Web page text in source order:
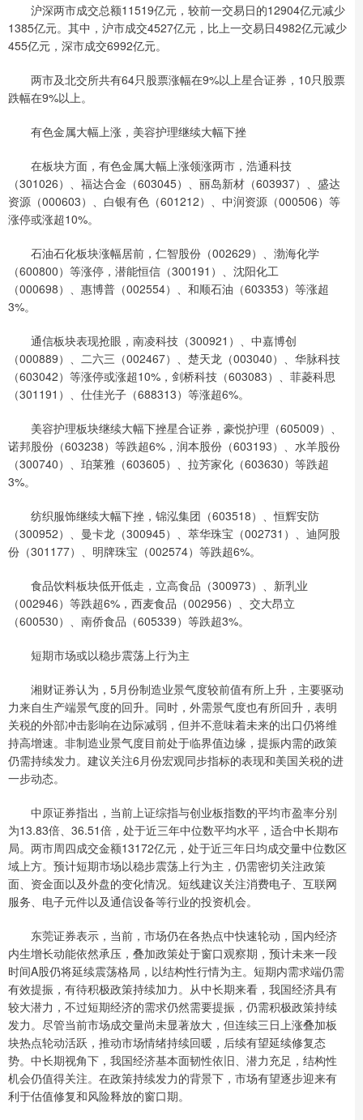
沪深两市成交总额11519亿元，较前一交易日的12904亿元减少
1385亿元。其中，沪市成交4527亿元，比上一交易日4982亿元减少
455亿元，深市成交6992亿元。
两市及北交所共有64只股票涨幅在9%以上星合证券，10只股票
跌幅在9%以上。
有色金属大幅上涨，美容护理继续大幅下挫
在板块方面，有色金属大幅上涨领涨两市，浩通科技
（301026）、福达合金（603045）、丽岛新材（603937）、盛达
资源（000603）、白银有色（601212）、中润资源（000506）等
涨停或涨超10%。
石油石化板块涨幅居前，仁智股份（002629）、渤海化学
（600800）等涨停，潜能恒信（300191）、沈阳化工
（000698）、惠博普（002554）、和顺石油（603353）等涨超
3%。
通信板块表现抢眼，南凌科技（300921）、中嘉博创
（000889）、二六三（002467）、楚天龙（003040）、华脉科技
（603042）等涨停或涨超10%，剑桥科技（603083）、菲菱科思
（301191）、仕佳光子（688313）等涨超6%。
美容护理板块继续大幅下挫星合证券，豪悦护理（605009）、
诺邦股份（603238）等跌超6%，润本股份（603193）、水羊股份
（300740）、珀莱雅（603605）、拉芳家化（603630）等跌超
3%。
纺织服饰继续大幅下挫，锦泓集团（603518）、恒辉安防
（300952）、曼卡龙（300945）、萃华珠宝（002731）、迪阿股
份（301177）、明牌珠宝（002574）等跌超6%。
食品饮料板块低开低走，立高食品（300973）、新乳业
（002946）等跌超6%，西麦食品（002956）、交大昂立
（600530）、南侨食品（605339）等跌超3%。
短期市场或以稳步震荡上行为主
湘财证券认为，5月份制造业景气度较前值有所上升，主要驱动
力来自生产端景气度的回升。同时，外需景气度也有所回升，表明
关税的外部冲击影响在边际减弱，但并不意味着未来的出口仍将维
持高增速。非制造业景气度目前处于临界值边缘，提振内需的政策
仍需持续发力。建议关注6月份宏观同步指标的表现和美国关税的进
一步动态。
中原证券指出，当前上证综指与创业板指数的平均市盈率分别
为13.83倍、36.51倍，处于近三年中位数平均水平，适合中长期布
局。两市周四成交金额13172亿元，处于近三年日均成交量中位数区
域上方。预计短期市场以稳步震荡上行为主，仍需密切关注政策
面、资金面以及外盘的变化情况。短线建议关注消费电子、互联网
服务、电子元件以及通信设备等行业的投资机会。
东莞证券表示，当前，市场仍在各热点中快速轮动，国内经济
内生增长动能依然承压，叠加政策处于窗口观察期，预计未来一段
时间A股仍将延续震荡格局，以结构性行情为主。短期内需求端仍需
有效提振，有待积极政策持续加力。从中长期来看，我国经济具有
较大潜力，不过短期经济的需求仍然需要提振，仍需积极政策持续
发力。尽管当前市场成交量尚未显著放大，但连续三日上涨叠加板
块热点轮动活跃，推动市场情绪持续回暖，后续有望延续修复态
势。中长期视角下，我国经济基本面韧性依旧、潜力充足，结构性
机会仍值得关注。在政策持续发力的背景下，市场有望逐步迎来有
利于估值修复和风险释放的窗口期。